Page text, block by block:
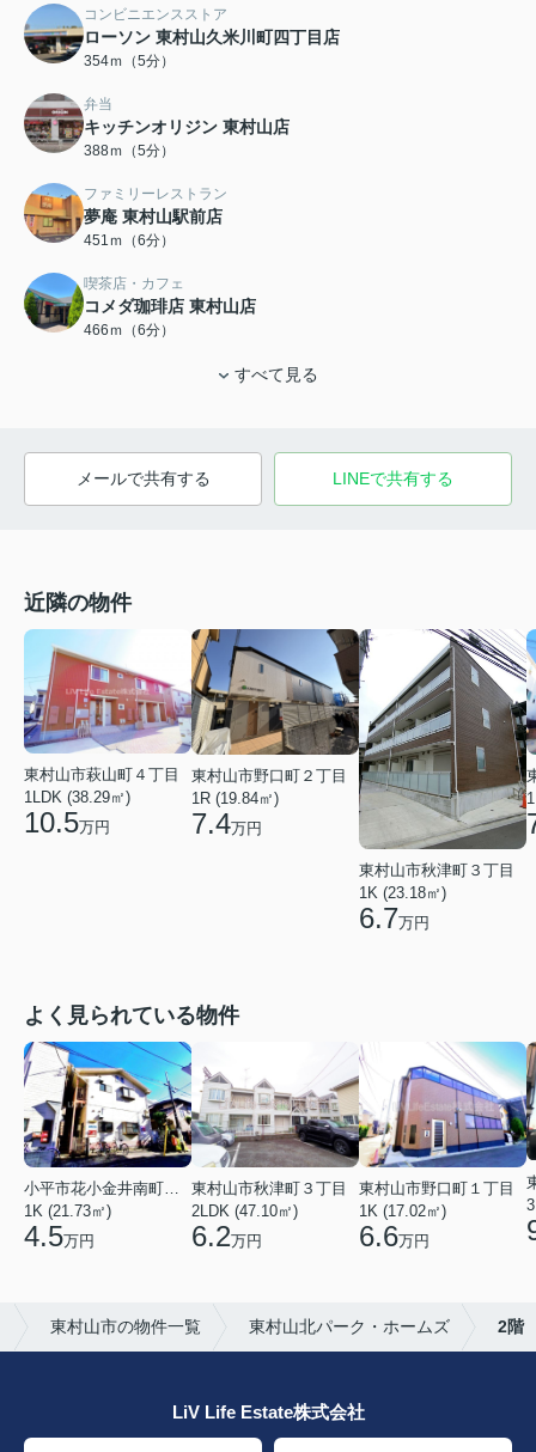
コンビニエンスストア
ローソン 東村山久米川町四丁目店
354ｍ（5分）
弁当
キッチンオリジン 東村山店
388ｍ（5分）
ファミリーレストラン
夢庵 東村山駅前店
451ｍ（6分）
喫茶店・カフェ
コメダ珈琲店 東村山店
466ｍ（6分）
すべて見る
メールで共有する LINEで共有する
近隣の物件
東村山市萩山町４丁目
1LDK (38.29㎡)
10.5万円
東村山市野口町２丁目
1R (19.84㎡)
7.4万円
東村山市秋津町３丁目
1K (23.18㎡)
6.7万円
よく見られている物件
1K (21.73㎡)
4.5万円
東村山市秋津町３丁目
2LDK (47.10㎡)
6.2万円
東村山市野口町１丁目
1K (17.02㎡)
6.6万円
東村山市の物件一覧 東村山北パーク・ホームズ 2階
LiV Life Estate株式会社